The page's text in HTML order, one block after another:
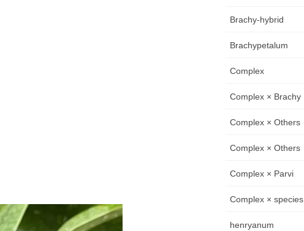
Brachy-hybrid
Brachypetalum
Complex
Complex × Brachy
Complex × Others
Complex × Others
Complex × Parvi
Complex × species
henryanum